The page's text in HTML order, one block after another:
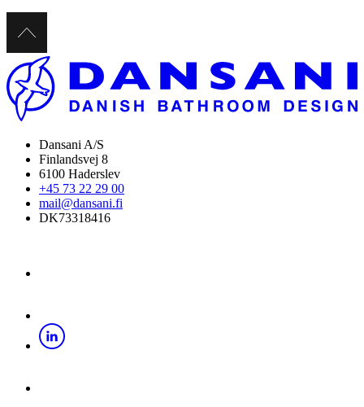
Dansani A/S
Finlandsvej 8
6100 Haderslev
+45 73 22 29 00
mail@dansani.fi
DK73318416